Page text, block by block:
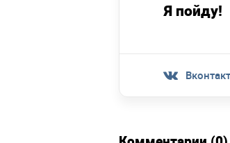
Я пойду!